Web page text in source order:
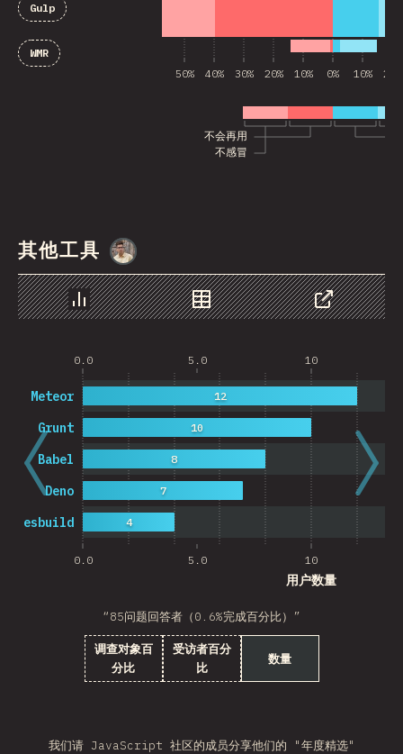
不感冒
不会再用
50% 40% 30% 20% 10% 0% 10% 20%
Gulp
WMR
其他工具
图表 数据 分享
0.0 5.0 10
0.0 5.0 10
用户数量
esbuild
Deno
Babel
Grunt
Meteor
4
7
8
10
12
“85问题回答者（0.6%完成百分比）”
调查对象百
分比
受访者百分
比
数量
我们请 JavaScript 社区的成员分享他们的 "年度精选"